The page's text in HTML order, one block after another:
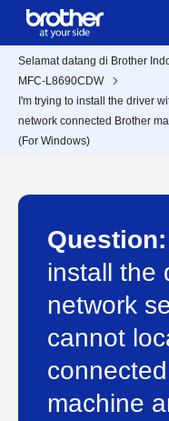
Selamat datang di Brother
MFC-L8690CDW
I'm trying to install the driver
network connected Brother
(For Windows)
Question:
install the
network
cannot
machine